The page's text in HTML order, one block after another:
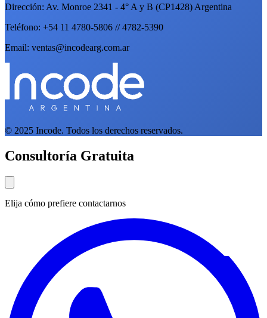
Dirección: Av. Monroe 2341 - 4° A y B (CP1428) Argentina
Teléfono: +54 11 4780-5806 // 4782-5390
Email: ventas@incodearg.com.ar
© 2025 Incode. Todos los derechos reservados.
Consultoría Gratuita
Elija cómo prefiere contactarnos